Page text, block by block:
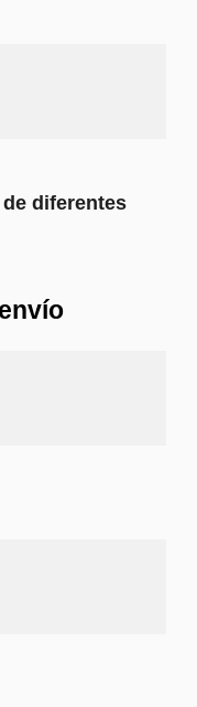
diferentes